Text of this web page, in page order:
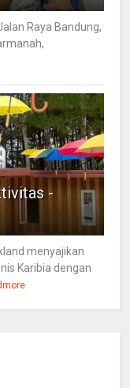
Raya Bandung,
-
menyajikan
Karibia dengan